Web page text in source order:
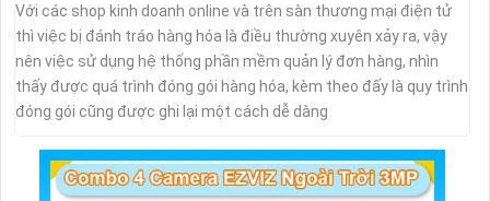
Với các shop kinh doanh online và trên sàn thương mại điện tử
thì việc bị đánh tráo hàng hóa là điều thường xuyên xảy ra, vậy
nên việc sử dụng hệ thống phần mềm quản lý đơn hàng, nhìn
thấy được quá trình đóng gói hàng hóa, kèm theo đấy là quy trình
đóng gói cũng được ghi lại một cách dễ dàng